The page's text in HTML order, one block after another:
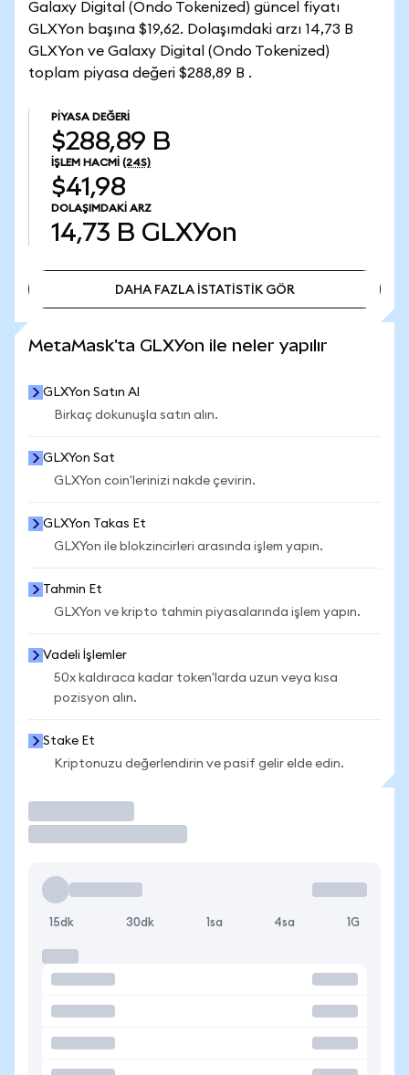
Galaxy Digital (Ondo Tokenized) güncel fiyatı
GLXYon başına $19,62. Dolaşımdaki arzı 14,73 B
GLXYon ve Galaxy Digital (Ondo Tokenized)
toplam piyasa değeri $288,89 B .
PIYASA DEĞERI
$288,89 B
İŞLEM HACMI (24S)
$41,98
DOLAŞIMDAKI ARZ
14,73 B GLXYon
DAHA FAZLA İSTATİSTİK GÖR
MetaMask'ta GLXYon ile neler yapılır
GLXYon Satın Al
Birkaç dokunuşla satın alın.
GLXYon Sat
GLXYon coin'lerinizi nakde çevirin.
GLXYon Takas Et
GLXYon ile blokzincirleri arasında işlem yapın.
Tahmin Et
GLXYon ve kripto tahmin piyasalarında işlem yapın.
Vadeli İşlemler
50x kaldıraca kadar token'larda uzun veya kısa
pozisyon alın.
Stake Et
Kriptonuzu değerlendirin ve pasif gelir elde edin.
15dk 30dk 1sa 4sa 1G